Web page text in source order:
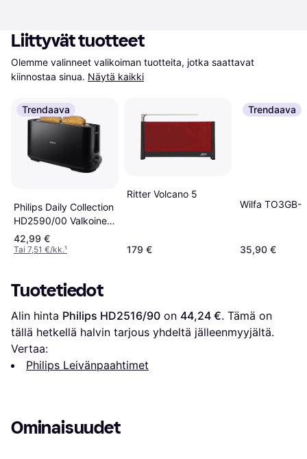
Liittyvät tuotteet
Olemme valinneet valikoiman tuotteita, jotka saattavat
kiinnostaa sinua. Näytä kaikki
Trendaava
Philips Daily Collection
HD2590/00 Valkoinen
Painikkeet
42,99 €
Tai 7,51 €/kk.¹
Ritter Volcano 5
179 €
Trendaava
Wilfa TO3GB-
35,90 €
Tuotetiedot
Alin hinta Philips HD2516/90 on 44,24 €. Tämä on
tällä hetkellä halvin tarjous yhdeltä jälleenmyyjältä.
Vertaa:
Philips Leivänpaahtimet
Ominaisuudet